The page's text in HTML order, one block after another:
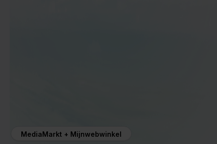
MediaMarkt + Mijnwebwinkel